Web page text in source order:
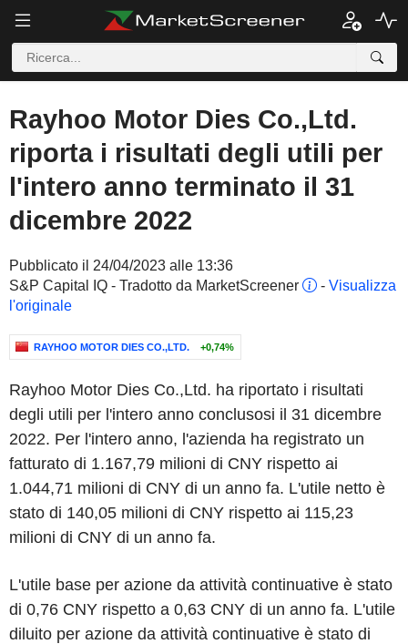
Rayhoo Motor Dies Co.,Ltd.
riporta i risultati degli utili per
l'intero anno terminato il 31
dicembre 2022
Pubblicato il 24/04/2023 alle 13:36
S&P Capital IQ - Tradotto da MarketScreener
- Visualizza
l'originale
RAYHOO MOTOR DIES CO.,LTD. +0,74%
Rayhoo Motor Dies Co.,Ltd. ha riportato i risultati
degli utili per l'intero anno conclusosi il 31 dicembre
2022. Per l'intero anno, l'azienda ha registrato un
fatturato di 1.167,79 milioni di CNY rispetto ai
1.044,71 milioni di CNY di un anno fa. L'utile netto è
stato di 140,05 milioni di CNY rispetto ai 115,23
milioni di CNY di un anno fa.
L'utile base per azione da attività continuative è stato
di 0,76 CNY rispetto a 0,63 CNY di un anno fa. L'utile
diluito per azione da attività continuative è stato di